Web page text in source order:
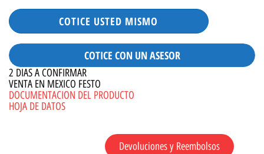
COTICE USTED MISMO
COTICE CON UN ASESOR
2 DIAS A CONFIRMAR
VENTA EN MEXICO FESTO
DOCUMENTACION DEL PRODUCTO
HOJA DE DATOS
Devoluciones y Reembolsos